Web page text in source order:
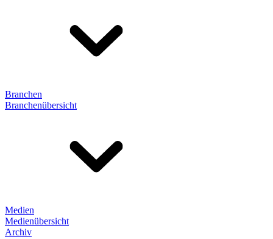
Branchen
Branchenübersicht
Medien
Medienübersicht
Archiv